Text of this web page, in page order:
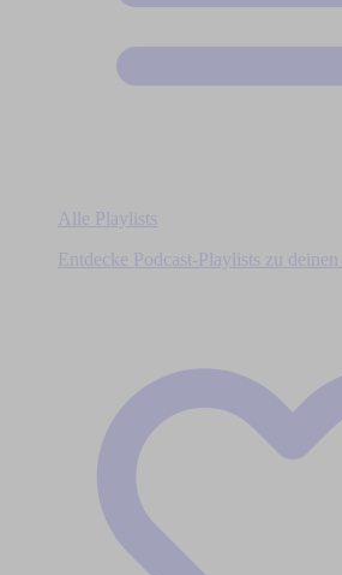
Alle Playlists
Entdecke Podcast-Playlists zu